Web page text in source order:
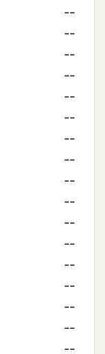
--
--
--
--
--
--
--
--
--
--
--
--
--
--
--
--
--